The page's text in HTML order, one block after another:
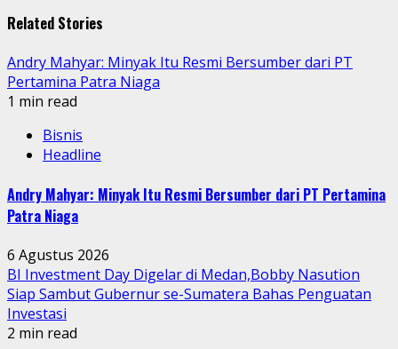
Related Stories
Andry Mahyar: Minyak Itu Resmi Bersumber dari PT
Pertamina Patra Niaga
1 min read
Bisnis
Headline
Andry Mahyar: Minyak Itu Resmi Bersumber dari PT Pertamina
Patra Niaga
6 Agustus 2026
BI Investment Day Digelar di Medan,Bobby Nasution
Siap Sambut Gubernur se-Sumatera Bahas Penguatan
Investasi
2 min read